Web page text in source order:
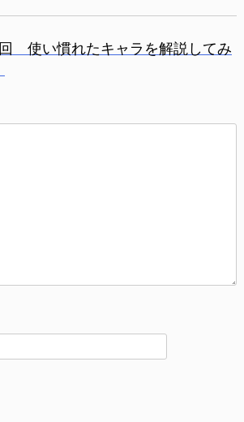
回 使い慣れたキャラを解説してみ